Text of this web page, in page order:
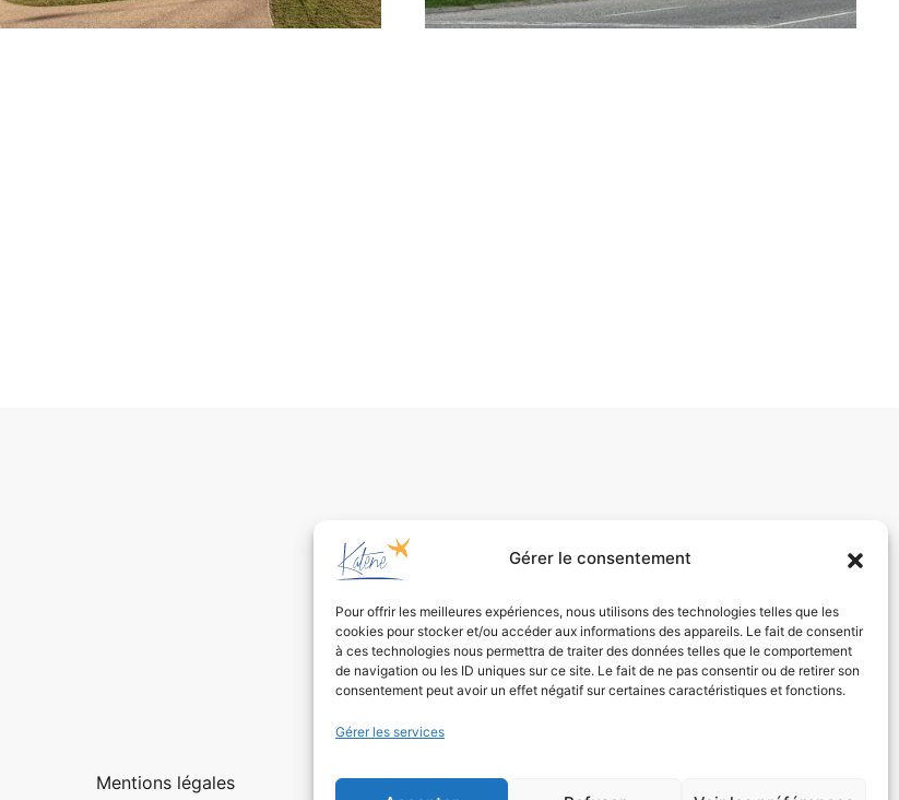
Gérer le consentement
Pour offrir les meilleures expériences, nous utilisons des technologies telles que les
cookies pour stocker et/ou accéder aux informations des appareils. Le fait de consentir
à ces technologies nous permettra de traiter des données telles que le comportement
de navigation ou les ID uniques sur ce site. Le fait de ne pas consentir ou de retirer son
consentement peut avoir un effet négatif sur certaines caractéristiques et fonctions.
Gérer les services
BIM & SYNTHÈSE·CVC·ÉLECTRICITÉ CFO ÉLECTRICITÉ CFO·PERFORMANCE ÉNERGÉTIQUE ET
ENVIRONNEMENTALE·SUIVI DE TRAVAUX
Mentions légales